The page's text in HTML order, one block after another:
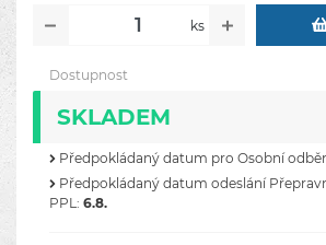
ks
Dostupnost
SKLADEM
Předpokládaný datum pro Osobní
Předpokládaný datum odeslání
PPL: 6.8.